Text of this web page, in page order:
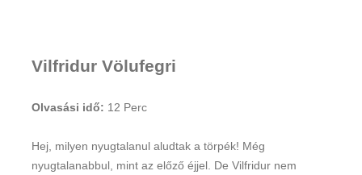
Vilfridur Völufegri
Olvasási idő: 12 Perc
Hej, milyen nyugtalanul aludtak a törpék! Még
nyugtalanabbul, mint az előző éjjel. De Vilfridur nem